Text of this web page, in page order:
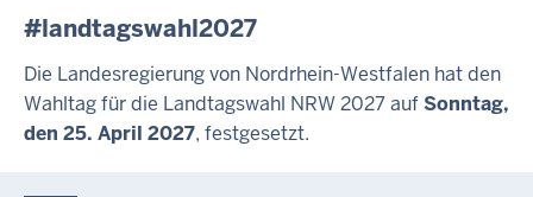
#landtagswahl2027
Die Landesregierung von Nordrhein-Westfalen hat den
Wahltag für die Landtagswahl NRW 2027 aufSonntag,
den 25. April 2027, festgesetzt.